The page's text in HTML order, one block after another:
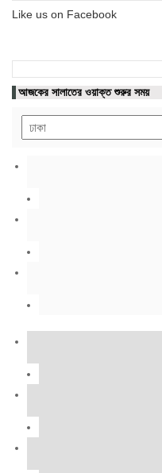
Like us on Facebook
আজকের সালাতের ওয়াক্ত শুরুর সময়